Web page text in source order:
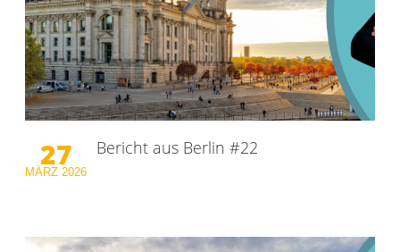
27
MÄRZ2026
Bericht aus Berlin #22